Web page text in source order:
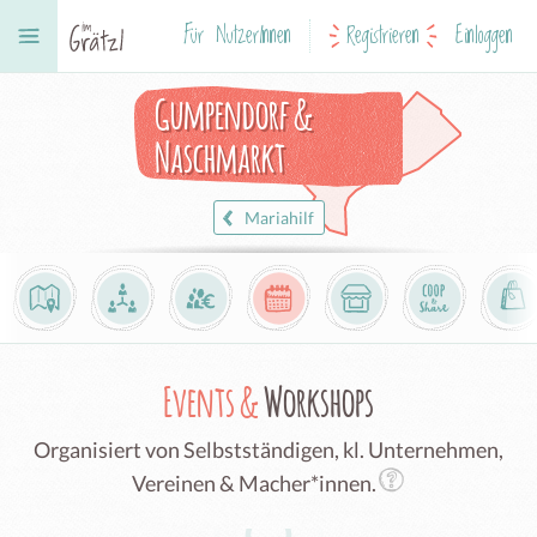
Für NutzerInnen Registrieren Einloggen
Gumpendorf &
Naschmarkt
Mariahilf
Events &Workshops
Organisiert von Selbstständigen, kl. Unternehmen,
Vereinen & Macher*innen.